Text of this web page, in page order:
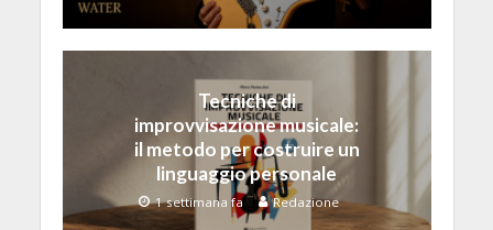
Tecniche di
improvvisazione musicale:
il metodo per costruire un
linguaggio personale
1 settimana fa Redazione